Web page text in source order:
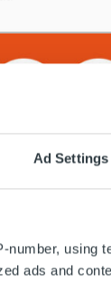
Ad Settings
number, using
ads and